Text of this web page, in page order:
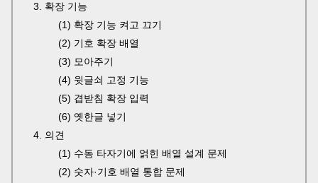
3. 확장 기능
(1) 확장 기능 켜고 끄기
(2) 기호 확장 배열
(3) 모아주기
(4) 윗글쇠 고정 기능
(5) 겹받침 확장 입력
(6) 옛한글 넣기
4. 의견
(1) 수동 타자기에 얽힌 배열 설계 문제
(2) 숫자·기호 배열 통합 문제